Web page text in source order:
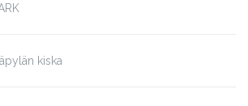
kiska